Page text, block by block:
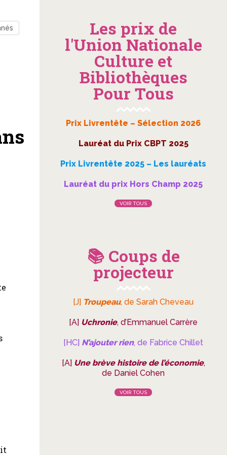
Les prix de
l'Union Nationale
Culture et
Bibliothèques
Pour Tous
Prix Livrentête – Sélection 2026
Lauréat du Prix CBPT 2025
Prix Livrentête 2025 – Les lauréats
Lauréat du prix Hors Champ 2025
VOIR TOUS
📚 Coups de
projecteur
[J] Troupeau, de Sarah Cheveau
[A] Uchronie, d’Emmanuel Carrère
[HC] N’ajouter rien, de Fabrice Chillet
[A] Une brève histoire de l’économie,
de Daniel Cohen
VOIR TOUS